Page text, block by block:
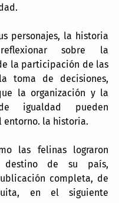
personajes, la historia
sobre la
la participación de las
toma de decisiones,
la organización y la
igualdad pueden
entorno. la historia.
las felinas lograron
de su país,
completa, de
en el siguiente